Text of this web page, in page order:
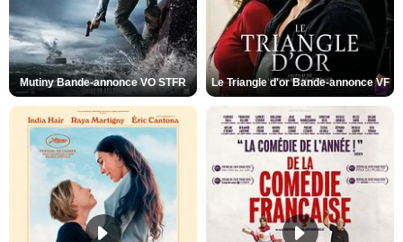
Mutiny Bande-annonce VO STFR Le Triangle d'or Bande-annonce VF